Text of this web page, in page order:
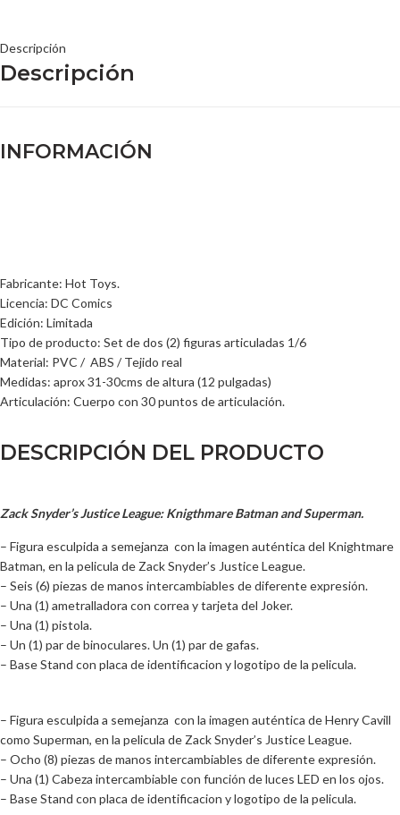
Descripción
Descripción
INFORMACIÓN
Fabricante: Hot Toys.
Licencia: DC Comics
Edición: Limitada
Tipo de producto: Set de dos (2) figuras articuladas 1/6
Material: PVC / ABS / Tejido real
Medidas: aprox 31-30cms de altura (12 pulgadas)
Articulación: Cuerpo con 30 puntos de articulación.
DESCRIPCIÓN DEL PRODUCTO
Zack Snyder’s Justice League: Knigthmare Batman and Superman.
– Figura esculpida a semejanza con la imagen auténtica del Knightmare
Batman, en la pelicula de Zack Snyder’s Justice League.
– Seis (6) piezas de manos intercambiables de diferente expresión.
– Una (1) ametralladora con correa y tarjeta del Joker.
– Una (1) pistola.
– Un (1) par de binoculares. Un (1) par de gafas.
– Base Stand con placa de identificacion y logotipo de la pelicula.
– Figura esculpida a semejanza con la imagen auténtica de Henry Cavill
como Superman, en la pelicula de Zack Snyder’s Justice League.
– Ocho (8) piezas de manos intercambiables de diferente expresión.
– Una (1) Cabeza intercambiable con función de luces LED en los ojos.
– Base Stand con placa de identificacion y logotipo de la pelicula.